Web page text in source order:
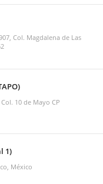
Col. Magdalena de Las
10 de Mayo CP
1)
México